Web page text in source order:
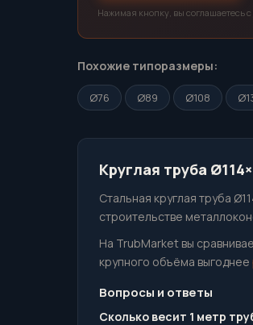
Нажимая кнопку, вы соглашаетесь с
Похожие типоразмеры:
Ø76 Ø89 Ø108
Круглая труба
Стальная круглая труба
строительстве
На TrubMarket вы
крупного объёма выгоднее
Вопросы и ответы
Сколько весит 1 метр